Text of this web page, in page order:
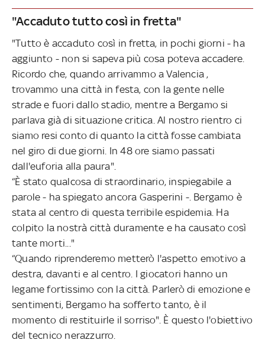
"Accaduto tutto così in fretta"
"Tutto è accaduto così in fretta, in pochi giorni - ha
aggiunto - non si sapeva più cosa poteva accadere.
Ricordo che, quando arrivammo a Valencia ,
trovammo una città in festa, con la gente nelle
strade e fuori dallo stadio, mentre a Bergamo si
parlava già di situazione critica. Al nostro rientro ci
siamo resi conto di quanto la città fosse cambiata
nel giro di due giorni. In 48 ore siamo passati
dall'euforia alla paura".
“È stato qualcosa di straordinario, inspiegabile a
parole - ha spiegato ancora Gasperini -. Bergamo è
stata al centro di questa terribile espidemia. Ha
colpito la nostrà città duramente e ha causato così
tante morti..."
“Quando riprenderemo metterò l'aspetto emotivo a
destra, davanti e al centro. I giocatori hanno un
legame fortissimo con la città. Parlerò di emozione e
sentimenti, Bergamo ha sofferto tanto, è il
momento di restituirle il sorriso". È questo l'obiettivo
del tecnico nerazzurro.